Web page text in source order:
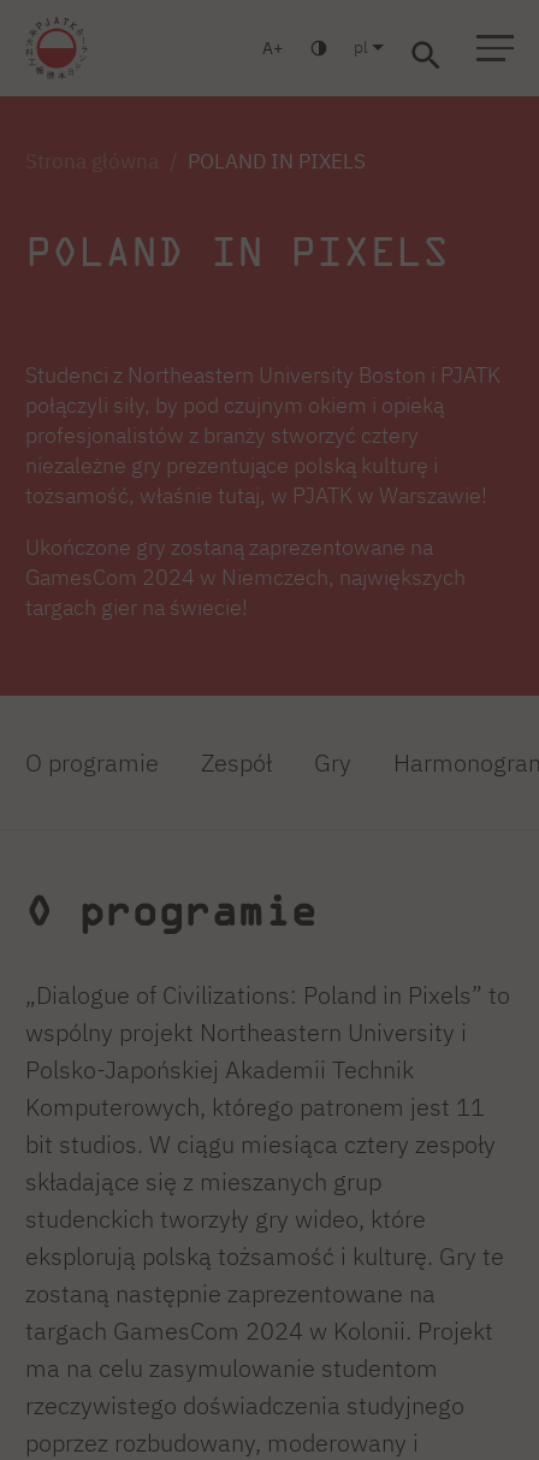
Warszawa Gdańsk Liceum Studia podyplomowe Studia MBA
A pl
POLAND IN PIXELS
POLAND IN PIXELS
Studenci z Northeastern University Boston i PJATK
połączyli siły, by pod czujnym okiem i opieką
profesjonalistów z branży stworzyć cztery
niezależne gry prezentujące polską kulturę i
tożsamość, właśnie tutaj, w PJATK w Warszawie!
Ukończone gry zostaną zaprezentowane na
GamesCom 2024 w Niemczech, największych
targach gier na świecie!
O programie Zespół Gry
O programie
„Dialogue of Civilizations: Poland in Pixels” to
wspólny projekt Northeastern University i
Polsko-Japońskiej Akademii Technik
Komputerowych, którego patronem jest 11
bit studios. W ciągu miesiąca cztery zespoły
składające się z mieszanych grup
studenckich tworzyły gry wideo, które
eksplorują polską tożsamość i kulturę. Gry te
zostaną następnie zaprezentowane na
targach GamesCom 2024 w Kolonii. Projekt
ma na celu zasymulowanie studentom
rzeczywistego doświadczenia studyjnego
poprzez rozbudowany, moderowany i